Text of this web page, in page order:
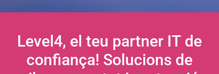
Level4, el teu partner IT de
confiança! Solucions de